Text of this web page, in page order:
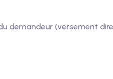
demandeur (versement